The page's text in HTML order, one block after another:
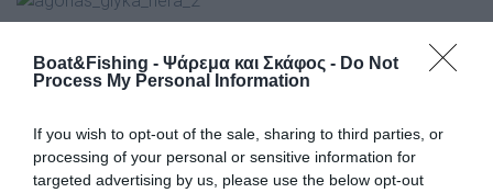
Boat&Fishing - Ψάρεμα και Σκάφος - Do Not
Process My Personal Information
If you wish to opt-out of the sale, sharing to third parties, or
processing of your personal or sensitive information for
targeted advertising by us, please use the below opt-out
Καραγιάννης και Αλέξανδρος Οτουντζίδης του συλλόγου
Σαπουνάκης και Χάρης Τσεπέλας του συλλόγου Ακαδηµία
Αθλητικών ∆ραστηριοτήτων, ενώ τριταθλητές
ανακηρύχθηκαν οι οι ∆ηµήτρης Μαργαρώνης και